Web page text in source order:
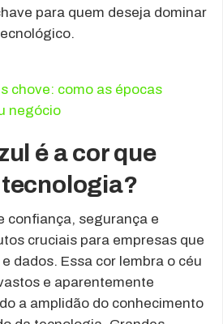
para quem deseja dominar
chove: como as épocas
negócio
é a cor que
confiança, segurança e
cruciais para empresas que
dados. Essa cor lembra o céu
e aparentemente
a amplidão do conhecimento